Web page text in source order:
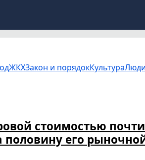
ЖКХЗакон и порядокКультура
стоимостью
его